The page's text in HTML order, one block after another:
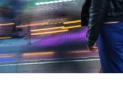
Regionale
Beethoven